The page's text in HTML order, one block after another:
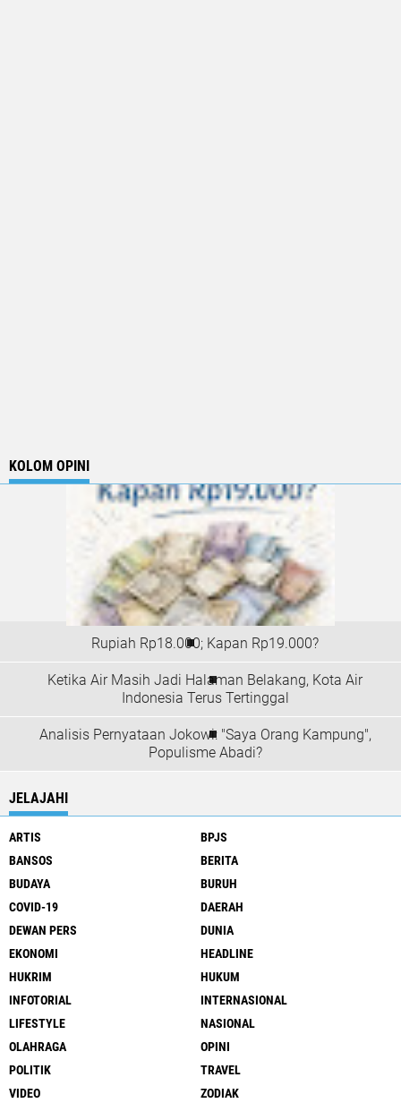
KOLOM OPINI
Rupiah Rp18.000; Kapan Rp19.000?
Ketika Air Masih Jadi Halaman Belakang, Kota Air
Indonesia Terus Tertinggal
Analisis Pernyataan Jokowi: "Saya Orang Kampung",
Populisme Abadi?
JELAJAHI
ARTIS
BPJS
BANSOS
BERITA
BUDAYA
BURUH
COVID-19
DAERAH
DEWAN PERS
DUNIA
EKONOMI
HEADLINE
HUKRIM
HUKUM
INFOTORIAL
INTERNASIONAL
LIFESTYLE
NASIONAL
OLAHRAGA
OPINI
POLITIK
TRAVEL
VIDEO
ZODIAK